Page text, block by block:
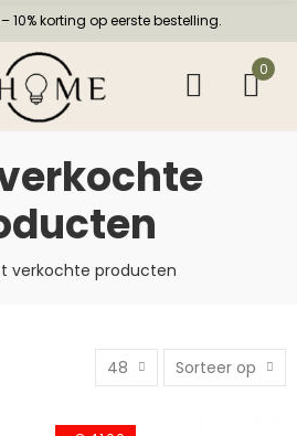
10% korting op eerste bestelling.
0
verkochte producten
48 Sorteer op